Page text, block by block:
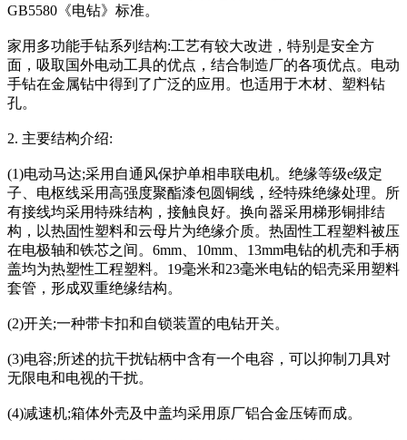
GB5580《电钻》标准。
家用多功能手钻系列结构:工艺有较大改进，特别是安全方
面，吸取国外电动工具的优点，结合制造厂的各项优点。电动
手钻在金属钻中得到了广泛的应用。也适用于木材、塑料钻
孔。
2. 主要结构介绍:
(1)电动马达;采用自通风保护单相串联电机。绝缘等级e级定
子、电枢线采用高强度聚酯漆包圆铜线，经特殊绝缘处理。所
有接线均采用特殊结构，接触良好。换向器采用梯形铜排结
构，以热固性塑料和云母片为绝缘介质。热固性工程塑料被压
在电极轴和铁芯之间。6mm、10mm、13mm电钻的机壳和手柄
盖均为热塑性工程塑料。19毫米和23毫米电钻的铝壳采用塑料
套管，形成双重绝缘结构。
(2)开关;一种带卡扣和自锁装置的电钻开关。
(3)电容;所述的抗干扰钻柄中含有一个电容，可以抑制刀具对
无限电和电视的干扰。
(4)减速机;箱体外壳及中盖均采用原厂铝合金压铸而成。